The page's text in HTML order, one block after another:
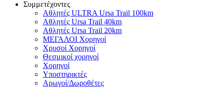
Συμμετέχοντες
Αθλητές ULTRA Ursa Trail 100km
Αθλητές Ursa Trail 40km
Αθλητές Ursa Trail 20km
ΜΕΓΑΛΟΙ Χορηγοί
Χρυσοί Χορηγοί
Θεσμικοί χορηγοί
Χορηγοί
Υποστηρικτές
Αρωγοί/Δωροθέτες